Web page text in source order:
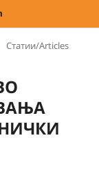
Статии/Articles